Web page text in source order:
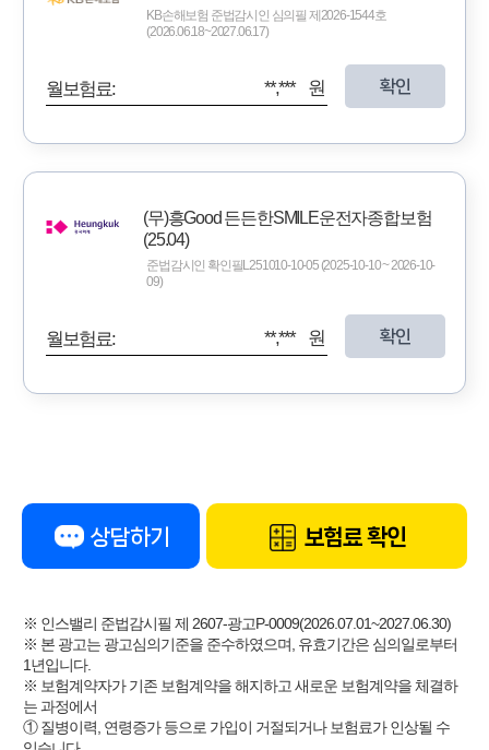
KB손해보험 준법감시인 심의필 제2026-1544호
(2026.06.18~2027.06.17)
월보험료: **,*** 원 확인
(무)흥Good 든든한SMILE운전자종합보험
(25.04)
준법감시인 확인필L251010-10-05 (2025-10-10 ~ 2026-10-
09)
월보험료: **,*** 원 확인
상담하기 보험료 확인
※ 인스밸리 준법감시필 제 2607-광고P-0009(2026.07.01~2027.06.30)
※ 본 광고는 광고심의기준을 준수하였으며, 유효기간은 심의일로부터
1년입니다.
※ 보험계약자가 기존 보험계약을 해지하고 새로운 보험계약을 체결하
는 과정에서
① 질병이력, 연령증가 등으로 가입이 거절되거나 보험료가 인상될 수